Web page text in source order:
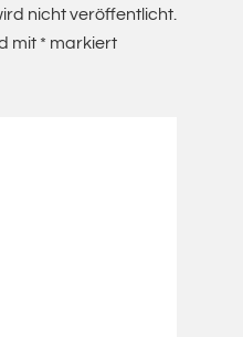
nicht veröffentlicht.
mit * markiert